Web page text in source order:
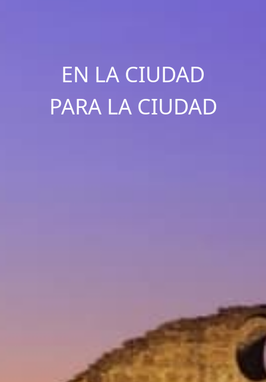
EN LA CIUDAD
PARA LA CIUDAD